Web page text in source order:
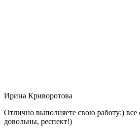
Ирина Криворотова
Отлично выполняете свою работу:) все
довольны, респект!)